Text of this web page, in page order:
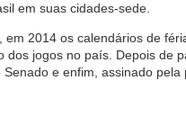
em suas cidades-sede.
2014 os calendários de
jogos no país. Depois de
e enfim, assinado